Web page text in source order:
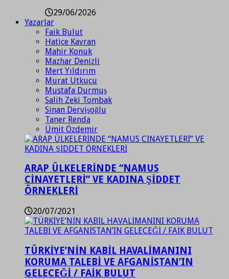
29/06/2026
Yazarlar
Faik Bulut
Hatice Kavran
Mahir Konuk
Mazhar Denizli
Mert Yıldırım
Murat Utkucu
Mustafa Durmuş
Salih Zeki Tombak
Sinan Dervişoğlu
Taner Renda
Ümit Özdemir
ARAP ÜLKELERİNDE “NAMUS
CİNAYETLERİ” VE KADINA ŞİDDET
ÖRNEKLERİ
20/07/2021
TÜRKİYE’NİN KABİL HAVALİMANINI
KORUMA TALEBİ VE AFGANİSTAN’IN
GELECEĞİ / FAİK BULUT